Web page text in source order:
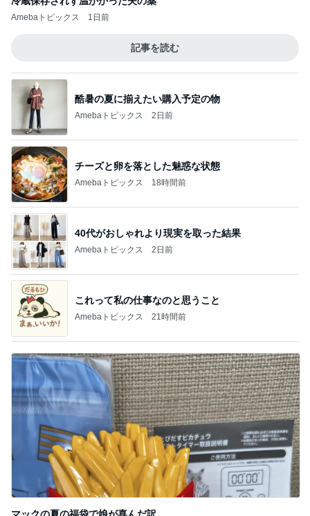
Amebaトピックス 1日前
記事を読む
酷暑の夏に揃えたい購入予定の物
Amebaトピックス 2日前
チーズと卵を落とした魅惑な状態
Amebaトピックス 18時間前
40代がおしゃれより現実を取った結果
Amebaトピックス 2日前
これって私の仕事なのと思うこと
Amebaトピックス 21時間前